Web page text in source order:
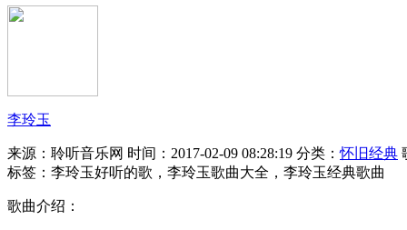
李玲玉
来源：聆听音乐网 时间：2017-02-09 08:28:19 分类：怀旧经典
标签：李玲玉好听的歌，李玲玉歌曲大全，李玲玉经典歌曲
歌曲介绍：